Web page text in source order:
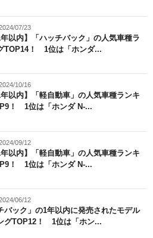
07/23
年以内】「ハッチバック」の人気車種ラ
TOP14！ 1位は「ホンダ...
10/16
年以内】「軽自動車」の人気車種ランキ
！ 1位は「ホンダ N-...
09/12
年以内】「軽自動車」の人気車種ランキ
！ 1位は「ホンダ N-...
06/12
バック」の1年以内に発売されたモデル
グTOP12！ 1位は「ホン...